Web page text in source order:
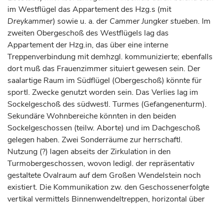
im Westflügel das Appartement des Hzg.s (mit
Dreykammer) sowie u. a. der CammerJungkerstueben. Im
zweiten Obergeschoß des Westflügels lag das
Appartement der Hzg.in, das über eine interne
Treppenverbindung mit demhzgl. kommunizierte; ebenfalls
dort muß das Frauenzimmer situiert gewesen sein. Der
saalartige Raum im Südflügel (Obergeschoß) könnte für
sportl. Zwecke genutzt worden sein. Das Verlies lag im
Sockelgeschoß des südwestl. Turmes (Gefangenenturm).
Sekundäre Wohnbereiche könnten in den beiden
Sockelgeschossen (teilw. Aborte) und im Dachgeschoß
gelegen haben. Zwei Sonderräume zur herrschaftl.
Nutzung (?) lagen abseits der Zirkulation in den
Turmobergeschossen, wovon ledigl. der repräsentativ
gestaltete Ovalraum auf dem Großen Wendelstein noch
existiert. Die Kommunikation zw. den Geschossenerfolgte
vertikal vermittels Binnenwendeltreppen, horizontal über